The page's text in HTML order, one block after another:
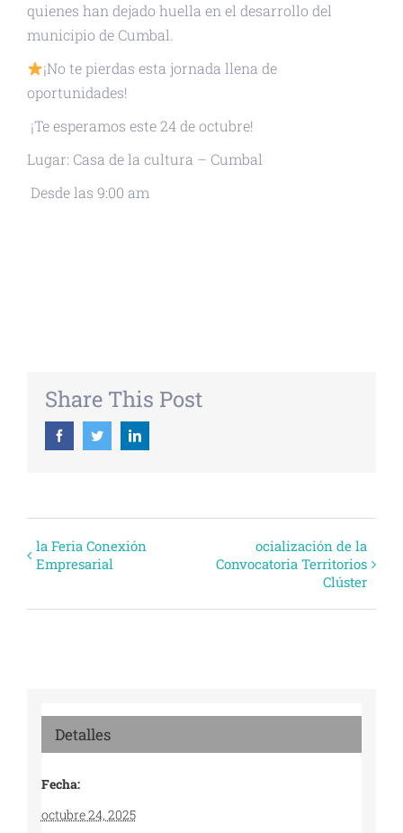
quienes han dejado huella en el desarrollo del
municipio de Cumbal.
¡No te pierdas esta jornada llena de
oportunidades!
¡Te esperamos este 24 de octubre!
Lugar: Casa de la cultura – Cumbal
Desde las 9:00 am
Share This Post
FacebookTwitterLinkedin
Evento
Navegación
la Feria Conexión
Empresarial
ocialización de la
Convocatoria Territorios
Clúster
Detalles
Fecha:
octubre 24, 2025